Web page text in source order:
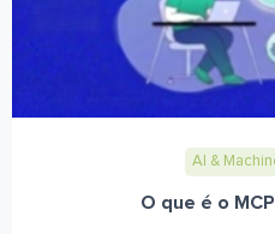
AI &
O que é o